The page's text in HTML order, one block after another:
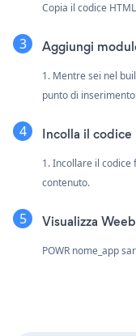
Copia il codice
Aggiungi
1. Mentre sei nel
punto di
Incolla il codice
1. Incollare il codice
contenuto.
Visualizza
POWR nome_app